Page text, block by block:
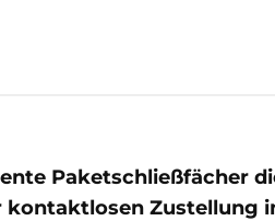
Paketschließfächer
kontaktlosen Zustellung